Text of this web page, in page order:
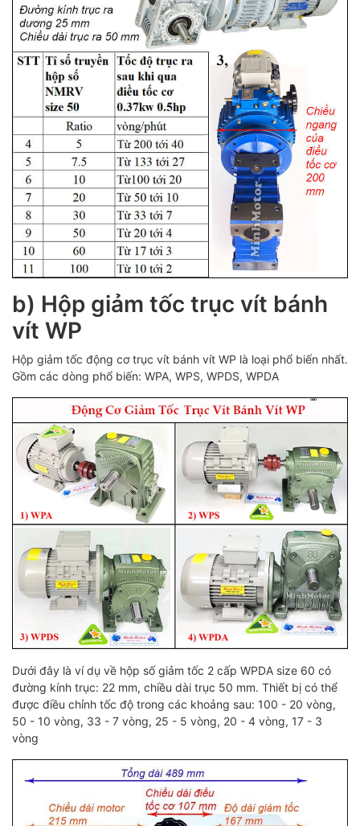
b) Hộp giảm tốc trục vít bánh
vít WP
Hộp giảm tốc động cơ trục vít bánh vít WP là loại phổ biến nhất.
Gồm các dòng phổ biến: WPA, WPS, WPDS, WPDA
Dưới đây là ví dụ về hộp số giảm tốc 2 cấp WPDA size 60 có
đường kính trục: 22 mm, chiều dài trục 50 mm. Thiết bị có thể
được điều chỉnh tốc độ trong các khoảng sau: 100 - 20 vòng,
50 - 10 vòng, 33 - 7 vòng, 25 - 5 vòng, 20 - 4 vòng, 17 - 3
vòng